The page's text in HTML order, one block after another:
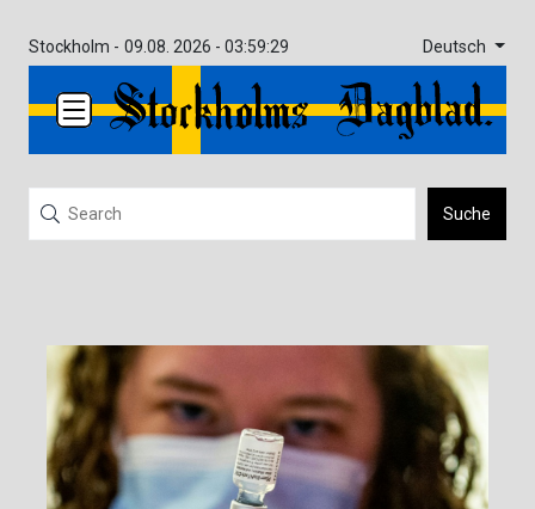
Stockholm - 09.08. 2026 - 03:59:29 Deutsch
Suche